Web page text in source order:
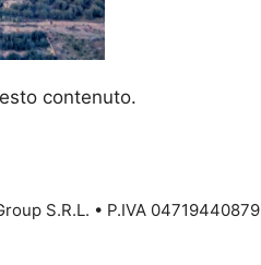
contenuto.
S.R.L. • P.IVA 04719440879